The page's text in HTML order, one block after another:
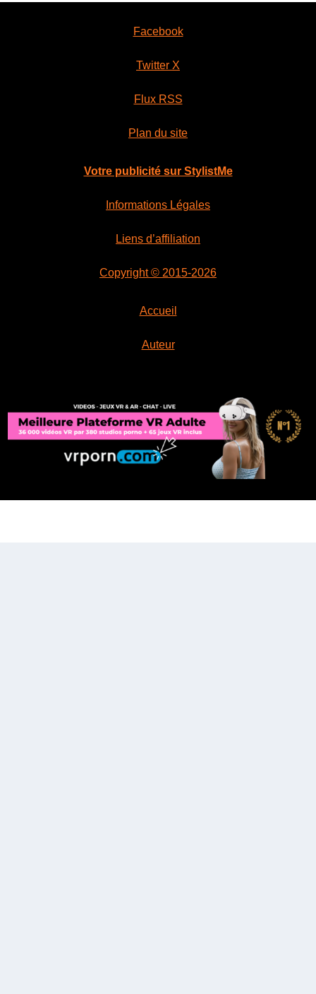
Facebook
Twitter X
Flux RSS
Plan du site
Votre publicité sur StylistMe
Informations Légales
Liens d’affiliation
Copyright © 2015-2026
Accueil
Auteur